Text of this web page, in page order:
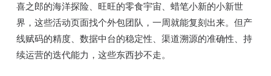
喜之郎的海洋探险、旺旺的零食宇宙、蜡笔小新的小新世
界，这些活动页面找个外包团队，一周就能复刻出来。但产
线赋码的精度、数据中台的稳定性、渠道溯源的准确性、持
续运营的迭代能力，这些东西抄不走。